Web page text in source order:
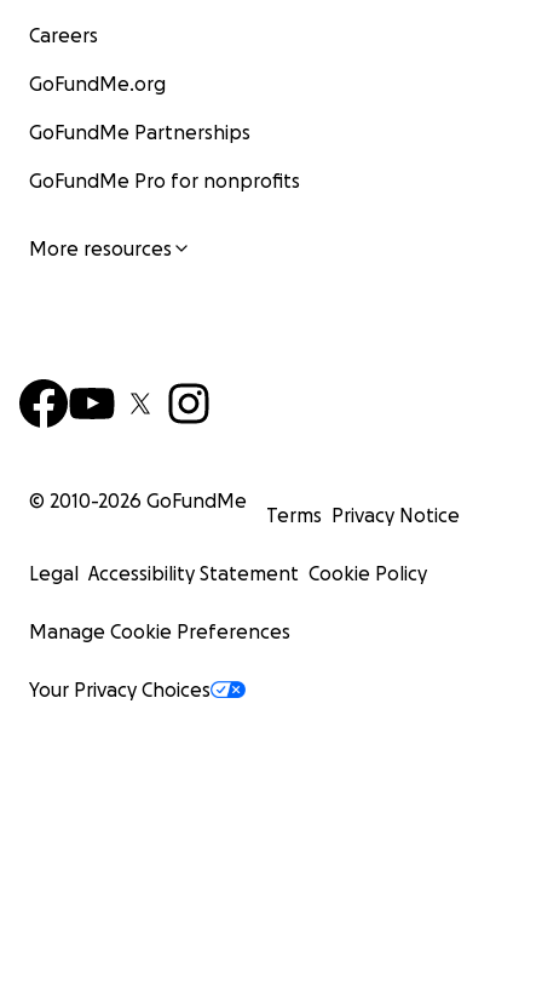
Careers
GoFundMe.org
GoFundMe Partnerships
GoFundMe Pro for nonprofits
More resources
© 2010-2026 GoFundMe
Terms Privacy Notice
Legal Accessibility Statement Cookie Policy
Manage Cookie Preferences
Your Privacy Choices